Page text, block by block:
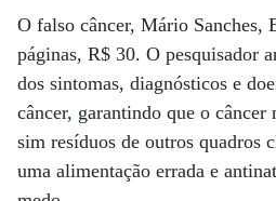
O falso câncer, Mário Sanches,
páginas, R$ 30. O pesquisador
dos sintomas, diagnósticos e
câncer, garantindo que o câncer
sim resíduos de outros quadros
uma alimentação errada e